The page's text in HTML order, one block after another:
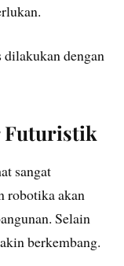
dilakukan dengan
Futuristik
sangat
robotika akan
Selain
berkembang.